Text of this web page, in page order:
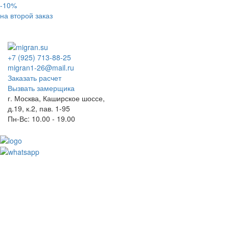
-10%
на второй заказ
+7 (925) 713-88-25
migran1-26@mail.ru
Заказать расчет
Вызвать замерщика
г. Москва, Каширское шоссе,
д.19, к.2, пав. 1-95
Пн-Вс: 10.00 - 19.00